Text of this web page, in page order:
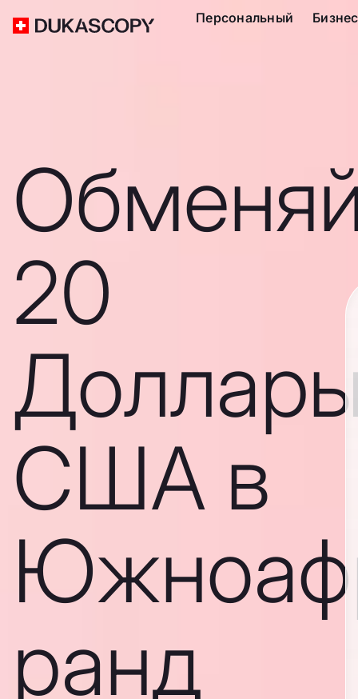
Персональный Бизнес
20
США в
ранд